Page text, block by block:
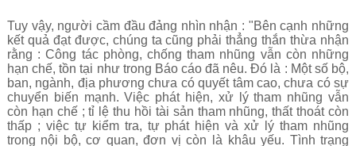
Tuy vậy, người cầm đầu đảng nhìn nhận : "Bên cạnh những
kết quả đạt được, chúng ta cũng phải thẳng thắn thừa nhận
rằng : Công tác phòng, chống tham nhũng vẫn còn những
hạn chế, tồn tại như trong Báo cáo đã nêu. Đó là : Một số bộ,
ban, ngành, địa phương chưa có quyết tâm cao, chưa có sự
chuyển biến mạnh. Việc phát hiện, xử lý tham nhũng vẫn
còn hạn chế ; tỉ lệ thu hồi tài sản tham nhũng, thất thoát còn
thấp ; việc tự kiểm tra, tự phát hiện và xử lý tham nhũng
trong nội bộ, cơ quan, đơn vị còn là khâu yếu. Tình trạng